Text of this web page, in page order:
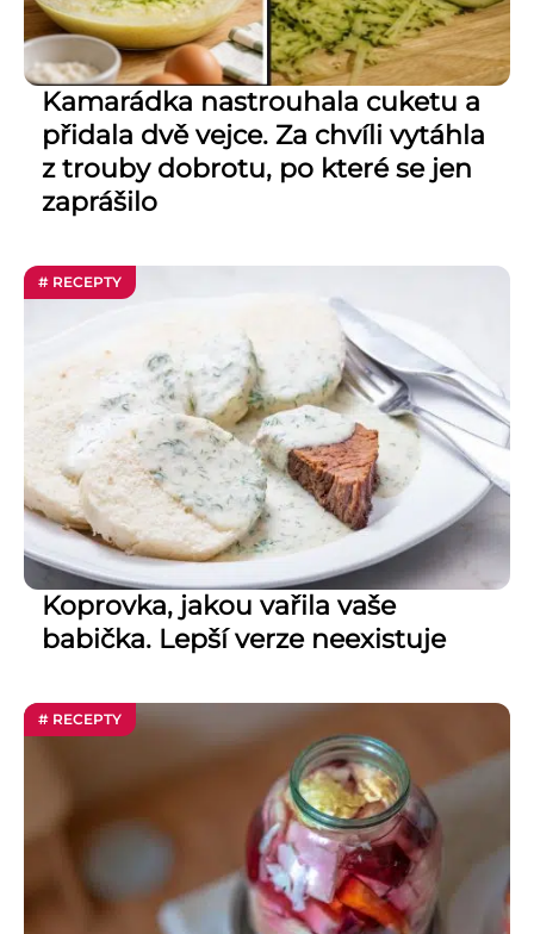
Kamarádka nastrouhala cuketu a
přidala dvě vejce. Za chvíli vytáhla
z trouby dobrotu, po které se jen
zaprášilo
# RECEPTY
Koprovka, jakou vařila vaše
babička. Lepší verze neexistuje
# RECEPTY